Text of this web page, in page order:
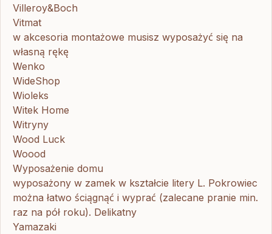
Villeroy&Boch
Vitmat
w akcesoria montażowe musisz wyposażyć się na
własną rękę
Wenko
WideShop
Wioleks
Witek Home
Witryny
Wood Luck
Woood
Wyposażenie domu
wyposażony w zamek w kształcie litery L. Pokrowiec
można łatwo ściągnąć i wyprać (zalecane pranie min.
raz na pół roku). Delikatny
Yamazaki